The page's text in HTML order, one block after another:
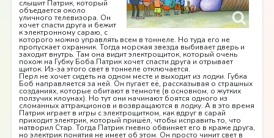
слышит Патрик, который
объедается около
уличного телевизора. Он
хочет спасти друга и бежит
к электронному сараю, с
которого можно управлять всем в тоннеле. Но туда его не
пропускает охранник. Тогда морская звезда выбивает дверь и
заходит внутрь. Там она видит электрощиток, который очень
похож на Губку Боба.Патрик хочет спасти друга и отрывает
щиток. Из-за этого свет в тоннеле отключается.
Перл не хочет сидеть на одном месте и выходит из лодки. Губка
Боб направляется за ней. Он пугает её, рассказывая о страшных
созданиях, которые обитают в темноте (в основном, о жутких
ползучих клоунах). Но тут они начинают боятся одного из
сломанных аттракционов и возвращаются в лодку. А в это время
Патрик играет в игры с электрощитком, как вдруг в сарай
приходит электрик, который пришёл, чтобы исправить то, что
натворил Стар. Тогда Патрик гневно обвиняет его в краже друга,
но электрик понятия не имеет об этом. Он просто чинит свет в